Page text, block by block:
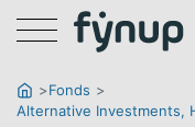
Menu
Fonds
Alternative Investments,